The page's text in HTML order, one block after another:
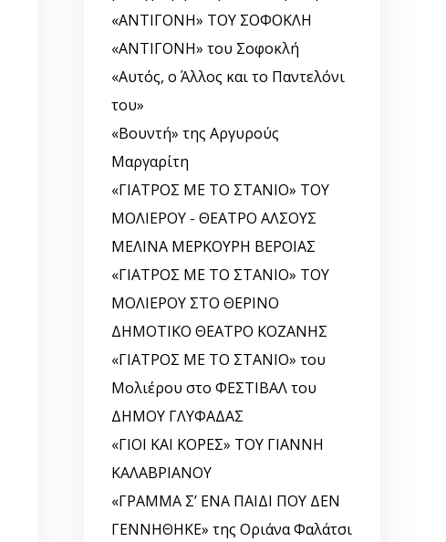
«ΑΝΤΙΓΟΝΗ» ΤΟΥ ΣΟΦΟΚΛΗ
«ΑΝΤΙΓΟΝΗ» του Σοφοκλή
«Αυτός, o Άλλος και το Παντελόνι
του»
«Βουντή» της Αργυρούς
Μαργαρίτη
«ΓΙΑΤΡΟΣ ΜΕ ΤΟ ΣΤΑΝΙΟ» ΤΟΥ
ΜΟΛΙΕΡΟΥ - ΘΕΑΤΡΟ ΑΛΣΟΥΣ
ΜΕΛΙΝΑ ΜΕΡΚΟΥΡΗ ΒΕΡΟΙΑΣ
«ΓΙΑΤΡΟΣ ΜΕ ΤΟ ΣΤΑΝΙΟ» ΤΟΥ
ΜΟΛΙΕΡΟΥ ΣΤΟ ΘΕΡΙΝΟ
ΔΗΜΟΤΙΚΟ ΘΕΑΤΡΟ ΚΟΖΑΝΗΣ
«ΓΙΑΤΡΟΣ ΜΕ ΤΟ ΣΤΑΝΙΟ» του
Μολιέρου στο ΦΕΣΤΙΒΑΛ του
ΔΗΜΟΥ ΓΛΥΦΑΔΑΣ
«ΓΙΟΙ ΚΑΙ ΚΟΡΕΣ» ΤΟΥ ΓΙΑΝΝΗ
ΚΑΛΑΒΡΙΑΝΟΥ
«ΓΡΑΜΜΑ Σ’ ΕΝΑ ΠΑΙΔΙ ΠΟΥ ΔΕΝ
ΓΕΝΝΗΘΗΚΕ» της Οριάνα Φαλάτσι